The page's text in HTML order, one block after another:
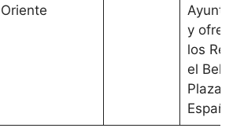
Oriente
y
los
el Belén
Plaza de
España